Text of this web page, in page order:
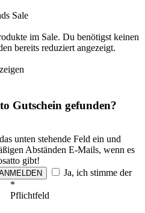
Sale
im Sale. Du benötigst keinen
bereits reduziert angezeigt.
Gutschein gefunden?
unten stehende Feld ein und
Abständen E-Mails, wenn es
gibt!
Ja, ich stimme der
*
Pflichtfeld